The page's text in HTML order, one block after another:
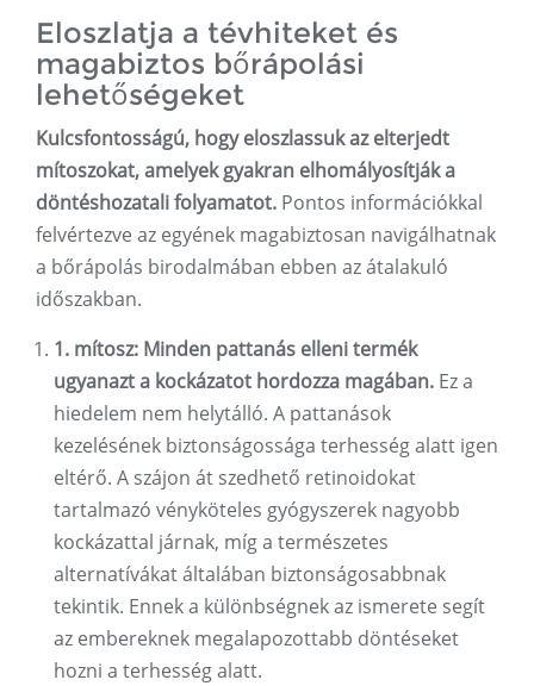
Eloszlatja a tévhiteket és
magabiztos bőrápolási
lehetőségeket
Kulcsfontosságú, hogy eloszlassuk az elterjedt
mítoszokat, amelyek gyakran elhomályosítják a
döntéshozatali folyamatot. Pontos információkkal
felvértezve az egyének magabiztosan navigálhatnak
a bőrápolás birodalmában ebben az átalakuló
időszakban.
1. mítosz: Minden pattanás elleni termék
ugyanazt a kockázatot hordozza magában. Ez a
hiedelem nem helytálló. A pattanások
kezelésének biztonságossága terhesség alatt igen
eltérő. A szájon át szedhető retinoidokat
tartalmazó vényköteles gyógyszerek nagyobb
kockázattal járnak, míg a természetes
alternatívákat általában biztonságosabbnak
tekintik. Ennek a különbségnek az ismerete segít
az embereknek megalapozottabb döntéseket
hozni a terhesség alatt.